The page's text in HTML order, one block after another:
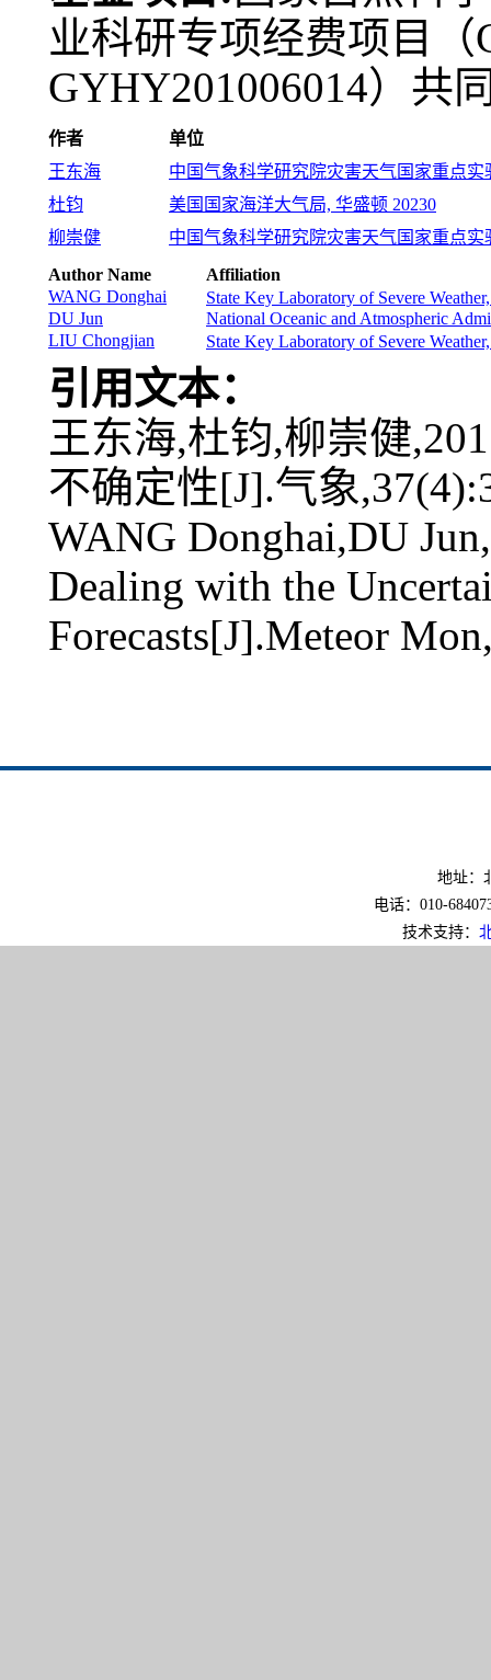
业科研专项经费项目（
GYHY201006014）共
作者
单位
王东海
中国气象科学研究院灾害天气国家重点实
杜钧
美国国家海洋大气局, 华盛顿 20230
柳崇健
中国气象科学研究院灾害天气国家重点实
Author Name
Affiliation
WANG Donghai
State Key Laboratory of Severe
DU Jun
National Oceanic and Atmospheric
LIU Chongjian
State Key Laboratory of Severe
引用文本：
王东海,杜钧,柳崇健
不确定性[J].气象
WANG Donghai,DU
Dealing with the
Forecasts[J].Meteor
地址：
电话：010-
技术支持：